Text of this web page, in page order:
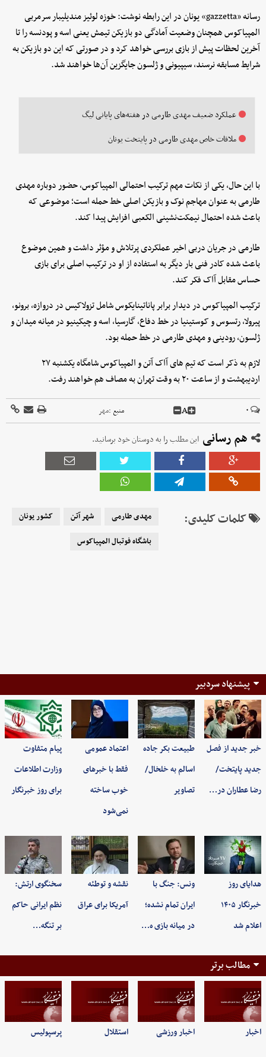
رسانه «gazzetta» یونان در این رابطه نوشت: خوزه لوئیز مندیلیبار سرمربی
المپیاکوس همچنان وضعیت آمادگی دو بازیکن تیمش یعنی اسه و پودنسه را تا
آخرین لحظات پیش از بازی بررسی خواهد کرد و در صورتی که این دو بازیکن به
شرایط مسابقه نرسند، سیپیونی و ژلسون جایگزین آن‌ها خواهند شد.
عملکرد ضعیف مهدی طارمی در هفته‌های پایانی لیگ
ملاقات خاص مهدی طارمی در پایتخت یونان
با این حال، یکی از نکات مهم ترکیب احتمالی المپیاکوس، حضور دوباره مهدی
طارمی به عنوان مهاجم نوک و بازیکن اصلی خط حمله است؛ موضوعی که
باعث شده احتمال نیمکت‌نشینی الکعبی افزایش پیدا کند.
طارمی در جریان دربی اخیر عملکردی پرتلاش و مؤثر داشت و همین موضوع
باعث شده کادر فنی بار دیگر به استفاده از او در ترکیب اصلی برای بازی
حساس مقابل آاک فکر کند.
ترکیب المپیاکوس در دیدار برابر پاناتینایکوس شامل تزولاکیس در دروازه، برونو،
پیرولا، رتسوس و کوستینیا در خط دفاع، گارسیا، اسه و چیکینیو در میانه میدان و
ژلسون، رودینی و مهدی طارمی در خط حمله بود.
لازم به ذکر است که تیم های آاک آتن و المپیاکوس شامگاه یکشنبه ۲۷
اردیبهشت و از ساعت ۲۰ به وقت تهران به مصاف هم خواهند رفت.
۰ A منبع :مهر
هم رسانی این مطلب را به دوستان خود برسانید.
کلمات کلیدی: مهدی طارمی شهر آتن
کشور یونان
باشگاه فوتبال المپیاکوس
پیشنهاد سردبیر
خبر جدید از فصل
جدید پایتخت/
رضا عطاران در…
طبیعت بکر جاده
اسالم به خلخال/
تصاویر
اعتماد عمومی
فقط با خبرهای
خوب ساخته
نمی‌شود
پیام متفاوت
وزارت اطلاعات
برای روز خبرنگار
هدایای روز
خبرنگار ۱۴۰۵
اعلام شد
ونس: جنگ با
ایران تمام نشده؛
در میانه بازی ه…
نقشه و توطئه
آمریکا برای عراق
سخنگوی ارتش:
نظم ایرانی حاکم
بر تنگه…
مطالب برتر
اخبار اخبار ورزشی استقلال پرسپولیس